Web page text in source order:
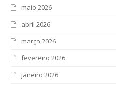
maio 2026
abril 2026
março 2026
fevereiro 2026
janeiro 2026